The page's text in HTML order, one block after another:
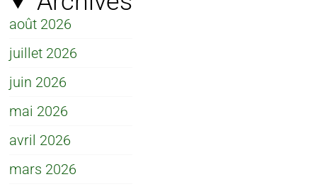
août 2026
juillet 2026
juin 2026
mai 2026
avril 2026
mars 2026